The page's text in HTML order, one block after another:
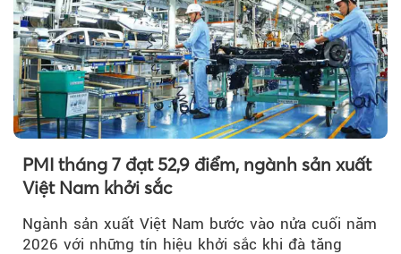
PMI tháng 7 đạt 52,9 điểm, ngành sản xuất
Việt Nam khởi sắc
Ngành sản xuất Việt Nam bước vào nửa cuối năm
2026 với những tín hiệu khởi sắc khi đà tăng